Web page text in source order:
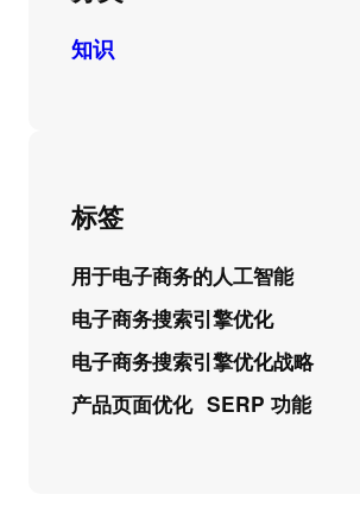
知识
标签
用于电子商务的人工智能
电子商务搜索引擎优化
电子商务搜索引擎优化战略
产品页面优化 SERP 功能